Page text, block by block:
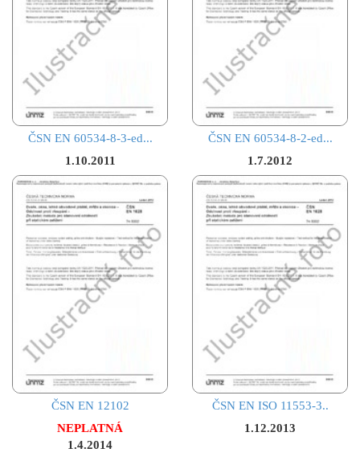
ČSN EN 60534-8-3-ed...
1.10.2011
ČSN EN 60534-8-2-ed...
1.7.2012
ČSN EN 12102
NEPLATNÁ
1.4.2014
ČSN EN ISO 11553-3..
1.12.2013